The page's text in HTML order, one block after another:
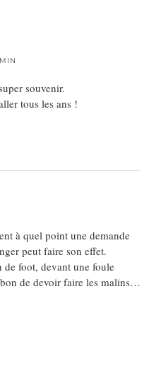
souvenir.
tous les ans !
à quel point une demande
peut faire son effet.
de foot, devant une foule
de devoir faire les malins…